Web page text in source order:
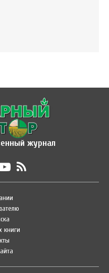
журнал
книги